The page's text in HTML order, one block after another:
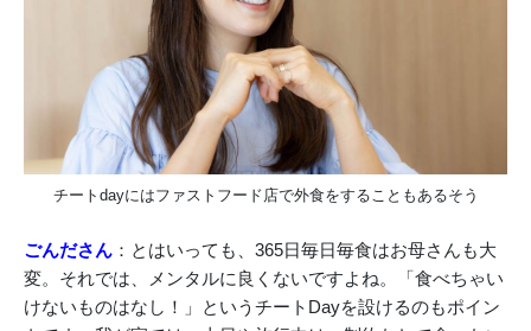
チートdayにはファストフード店で外食をすることもあるそう
ごんださん ：とはいっても、365日毎日毎食はお母さんも大
変。それでは、メンタルに良くないですよね。「食べちゃい
けないものはなし！」というチートDayを設けるのもポイン